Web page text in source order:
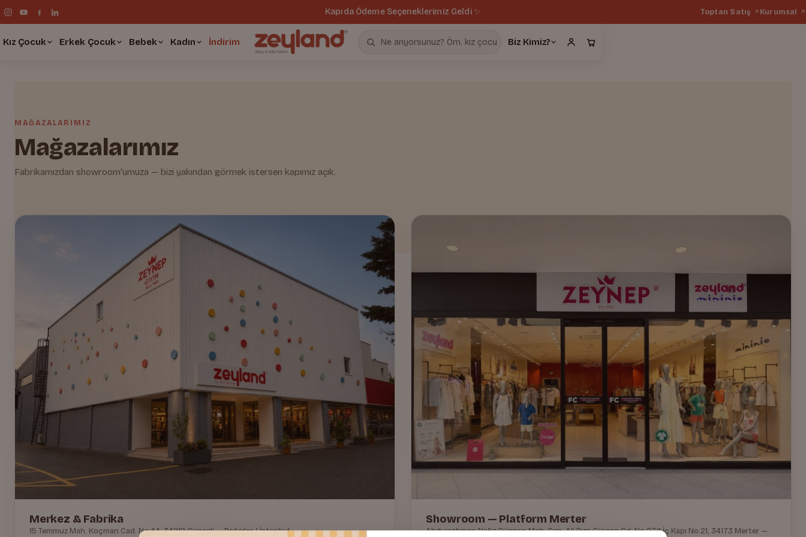
Kapıda Ödeme Seçeneklerimiz Geldi ✨ Toptan Satış Kurumsal
Kız Çocuk Erkek Çocuk Bebek Kadın İndirim Biz Kimiz?
MAĞAZALARIMIZ
Mağazalarımız
Fabrikamızdan showroom'umuza — bizi yakından görmek istersen kapımız açık.
Merkez & Fabrika
15 Temmuz Mah. Koçman Cad. No:44, 34212 Güneşli — Bağcılar / İstanbul
Showroom — Platform Merter
Abdurrahman Nafiz Gürman Mah. Gen. Ali Rıza Gürcan Cd. No:27/1 İç Kapı No:21, 34173 Merter —